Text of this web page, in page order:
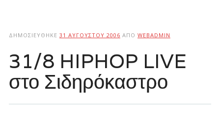
ΔΗΜΟΣΙΕΎΘΗΚΕ 31 ΑΥΓΟΎΣΤΟΥ 2006 ΑΠΌ WEBADMIN
31/8 HIPHOP LIVE
στο Σιδηρόκαστρο